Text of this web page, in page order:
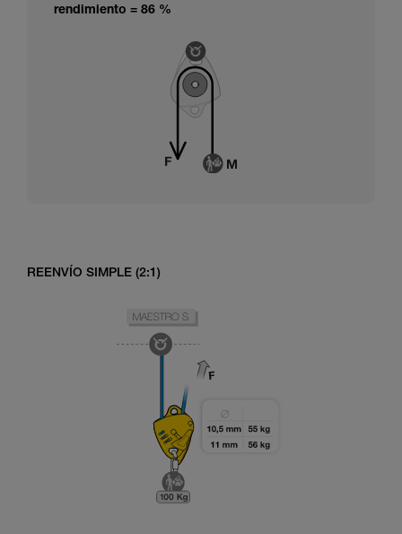
rendimiento = 86 %
REENVÍO SIMPLE (2:1)